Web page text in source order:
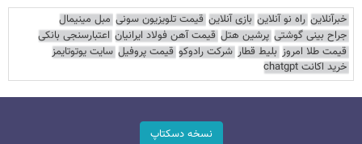
خبرآنلاین راه نو آنلاین بازی آنلاین قیمت تلویزیون سونی مبل مینیمال
جراح بینی گوشتی پرشین هتل قیمت آهن فولاد ایرانیان اعتبارسنجی بانکی
قیمت طلا امروز بلیط قطار شرکت رادوکو قیمت پروفیل سایت یوتوتایمز
خرید اکانت chatgpt
نسخه دسکتاپ